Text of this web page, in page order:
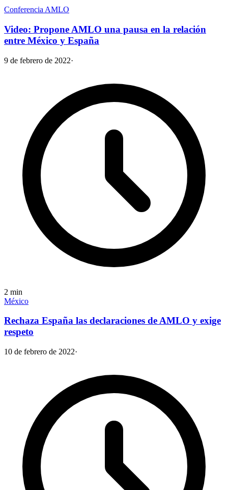
Conferencia AMLO
Video: Propone AMLO una pausa en la relación
entre México y España
9 de febrero de 2022·
2 min
México
Rechaza España las declaraciones de AMLO y exige
respeto
10 de febrero de 2022·